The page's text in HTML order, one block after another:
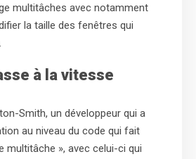
multitâches avec notamment
la taille des fenêtres qui
à la vitesse
Smith, un développeur qui a
au niveau du code qui fait
multitâche », avec celui-ci qui